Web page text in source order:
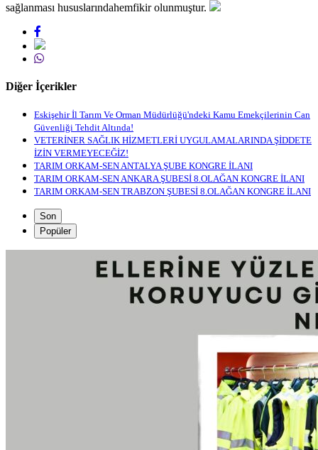
sağlanması hususlarındahemfikir olunmuştur.
Diğer İçerikler
Eskişehir İl Tarım Ve Orman Müdürlüğü'ndeki Kamu Emekçilerinin Can
Güvenliği Tehdit Altında!
VETERİNER SAĞLIK HİZMETLERİ UYGULAMALARINDA ŞİDDETE
İZİN VERMEYECEĞİZ!
TARIM ORKAM-SEN ANTALYA ŞUBE KONGRE İLANI
TARIM ORKAM-SEN ANKARA ŞUBESİ 8.OLAĞAN KONGRE İLANI
TARIM ORKAM-SEN TRABZON ŞUBESİ 8.OLAĞAN KONGRE İLANI
Son
Popüler